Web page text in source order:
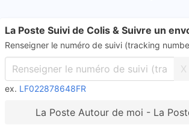
La Poste Suivi de Colis & Suivre un
Renseigner le numéro de suivi (tracking
X
ex. LF022878648FR
La Poste Autour de moi - La